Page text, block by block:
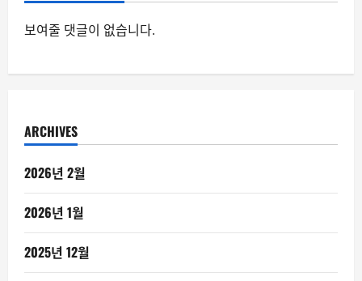
보여줄 댓글이 없습니다.
ARCHIVES
2026년 2월
2026년 1월
2025년 12월